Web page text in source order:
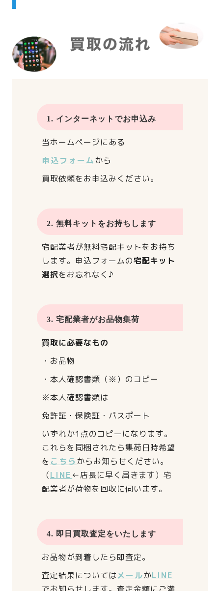
1. インターネットでお申込み
当ホームページにある
申込フォームから
買取依頼をお申込みください。
2. 無料キットをお持ちします
宅配業者が無料宅配キットをお持ち
します。 申込フォームの宅配キット
選択をお忘れなく♪
3. 宅配業者がお品物集荷
買取に必要なもの
・お品物
・本人確認書類（※）のコピー
※本人確認書類は
免許証・保険証・パスポート
いずれか1点のコピーになります。
これらを同梱されたら集荷日時希望
を こちら からお知らせください。
（LINE ←店長に早く届きます） 宅
配業者が荷物を回収に伺います。
4. 即日買取査定をいたします
お品物が到着したら即査定。
査定結果についてはメールかLINE